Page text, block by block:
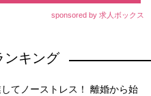
sponsored by 求人ボックス
ンキング
てノーストレス！ 離婚から始